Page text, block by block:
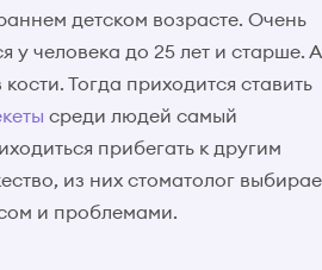
детском возрасте. Очень
человека до 25 лет и старше. А
Тогда приходится ставить
среди людей самый
прибегать к другим
из них стоматолог
и проблемами.